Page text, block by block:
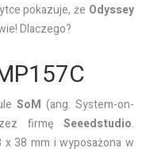
pokazuje, że Odyssey
Dlaczego?
SoM (ang. System-on-
firmę Seeedstudio.
x 38 mm i wyposażona w